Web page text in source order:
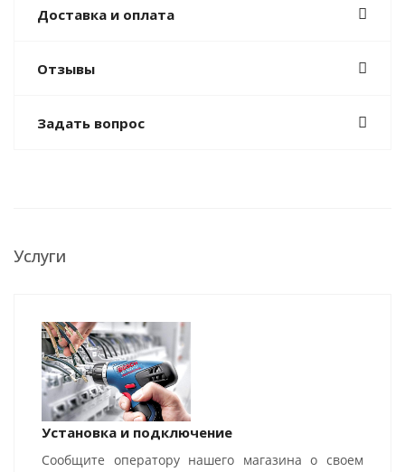
Доставка и оплата
Отзывы
Задать вопрос
Услуги
Установка и подключение
Сообщите оператору нашего магазина о своем